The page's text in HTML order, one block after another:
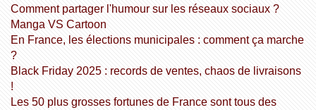
Comment partager l'humour sur les réseaux sociaux ?
Manga VS Cartoon
En France, les élections municipales : comment ça marche
?
Black Friday 2025 : records de ventes, chaos de livraisons
!
Les 50 plus grosses fortunes de France sont tous des